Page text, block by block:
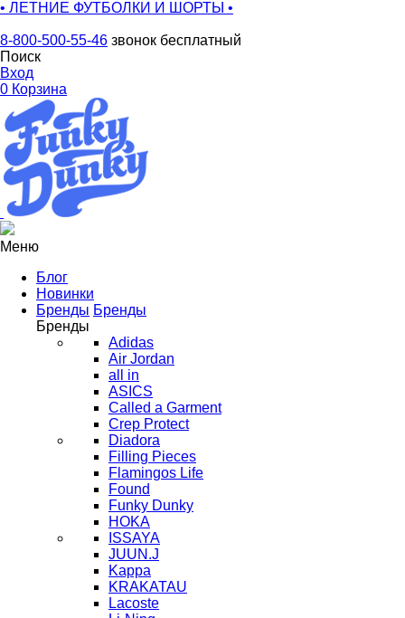
• ЛЕТНИЕ ФУТБОЛКИ И ШОРТЫ •
8-800-500-55-46 звонок бесплатный
Поиск
Вход
0 Корзина
Меню
Блог
Новинки
Бренды Бренды
Бренды
Adidas
Air Jordan
all in
ASICS
Called a Garment
Crep Protect
Diadora
Filling Pieces
Flamingos Life
Found
Funky Dunky
HOKA
ISSAYA
JUUN.J
Kappa
KRAKATAU
Lacoste